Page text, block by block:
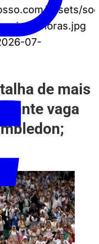
assets/
cinco-horas.jpg
07-
de mais
vaga